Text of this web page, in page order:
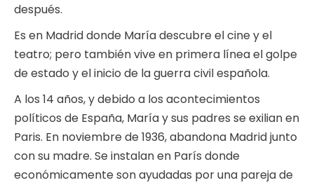
después.
Es en Madrid donde María descubre el cine y el
teatro; pero también vive en primera línea el golpe
de estado y el inicio de la guerra civil española.
A los 14 años, y debido a los acontecimientos
políticos de España, María y sus padres se exilian en
Paris. En noviembre de 1936, abandona Madrid junto
con su madre. Se instalan en París donde
económicamente son ayudadas por una pareja de